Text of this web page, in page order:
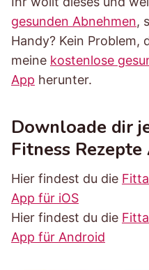
gesunden Abnehmen,
Handy? Kein Problem,
meine kostenlose
App herunter.
Downloade dir
Fitness Rezepte
Hier findest du die
App für iOS
Hier findest du die
App für Android